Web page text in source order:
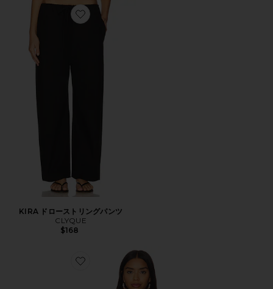
Favorite KIRA ドローストリングパンツ
KIRA ドローストリングパンツ
CLYQUE
$168
Favorite DONYA タンクトップ